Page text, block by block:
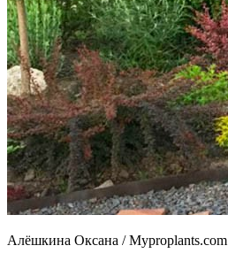
Алёшкина Оксана / Myproplants.com